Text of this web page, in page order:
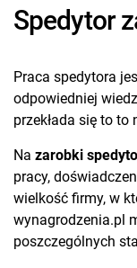
Spedytor
Praca spedytora
odpowiedniej
przekłada się to to
Na zarobki
pracy,
wielkość firmy, w
wynagrodzenia.pl
poszczególnych